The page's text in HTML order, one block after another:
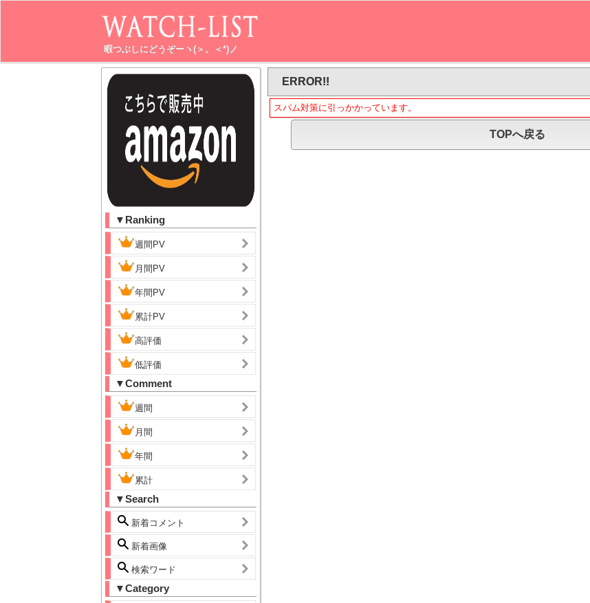
暇つぶしにどうぞーヽ(＞。＜*)ノ
▼Ranking
週間PV
月間PV
年間PV
累計PV
高評価
低評価
▼Comment
週間
月間
年間
累計
▼Search
新着コメント
新着画像
検索ワード
▼Category
ERROR!!
スパム対策に引っかかっています。
TOPへ戻る